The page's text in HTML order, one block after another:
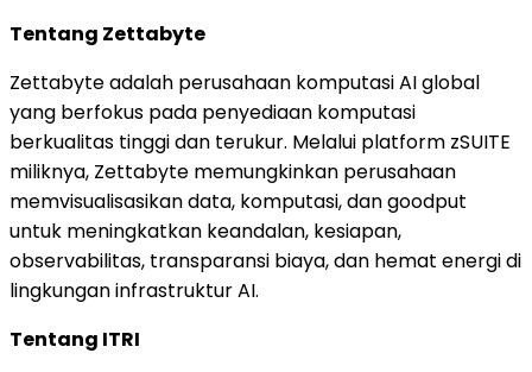
Tentang Zettabyte
Zettabyte adalah perusahaan komputasi AI global
yang berfokus pada penyediaan komputasi
berkualitas tinggi dan terukur. Melalui platform zSUITE
miliknya, Zettabyte memungkinkan perusahaan
memvisualisasikan data, komputasi, dan goodput
untuk meningkatkan keandalan, kesiapan,
observabilitas, transparansi biaya, dan hemat energi di
lingkungan infrastruktur AI.
Tentang ITRI